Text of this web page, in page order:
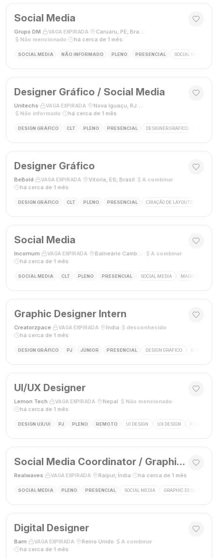
Social Media
Grupo DM VAGA EXPIRADA Caruaru, PE, Brasil
Não mencionado
há cerca de 1 mês
SOCIAL MEDIA NÃO INFORMADO PLENO PRESENCIAL SOCIAL MEDIA
Designer Gráfico / Social Media
Unitechs VAGA EXPIRADA Nova Iguaçu, RJ, Brasil
Não informado
há cerca de 1 mês
DESIGN GRÁFICO CLT PLENO PRESENCIAL DESIGNER GRÁFICO
Designer Gráfico
BeBold VAGA EXPIRADA Vitória, ES, Brasil A combinar·
há cerca de 1 mês
DESIGN GRÁFICO CLT PLENO PRESENCIAL CRIAÇÃO DE LAYOUTS
Social Media
Incomum VAGA EXPIRADA Balneário Camboriú, SC A combinar·
há cerca de 1 mês
SOCIAL MEDIA CLT PLENO PRESENCIAL SOCIAL MEDIA MARKETING
Graphic Designer Intern
Creatorzpace VAGA EXPIRADA Índia desconhecido
há cerca de 1 mês
DESIGN GRÁFICO PJ JÚNIOR PRESENCIAL DESIGN GRÁFICO ESTÁGIO
UI/UX Designer
Lemon Tech VAGA EXPIRADA Nepal Não mencionado
há cerca de 1 mês
DESIGN UX/UI PJ PLENO REMOTO UI DESIGN UX DESIGN FIGMA
Social Media Coordinator / Graphic Designer
Realwaves VAGA EXPIRADA Raipur, Índia há cerca de 1 mês
SOCIAL MEDIA PLENO PRESENCIAL SOCIAL MEDIA GRAPHIC DESIGN
Digital Designer
Barn VAGA EXPIRADA Reino Unido A combinar·
há cerca de 1 mês